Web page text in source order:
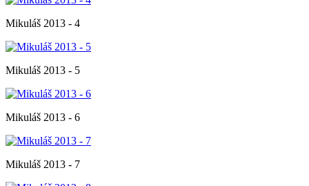
Mikuláš 2013 - 4
Mikuláš 2013 - 5
Mikuláš 2013 - 6
Mikuláš 2013 - 7